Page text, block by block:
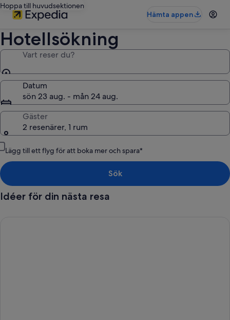
Hoppa till huvudsektionen
Hämta appen
Hotellsökning
Vart reser du?
Datum
sön 23 aug. - mån 24 aug.
Gäster
2 resenärer, 1 rum
Lägg till ett flyg för att boka mer och spara*
Sök
Idéer för din nästa resa